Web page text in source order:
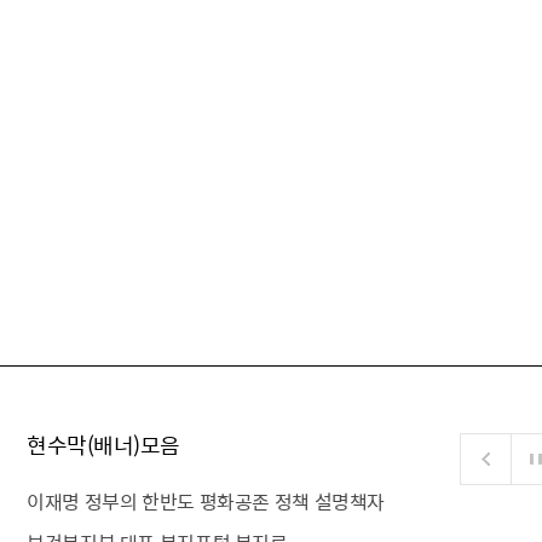
현수막(배너)모음
이재명 정부의 한반도 평화공존 정책 설명책자